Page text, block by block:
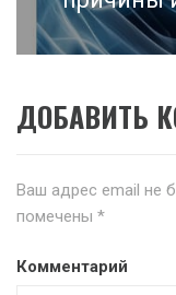
ДОБАВИТЬ
Ваш адрес email не
помечены *
Комментарий